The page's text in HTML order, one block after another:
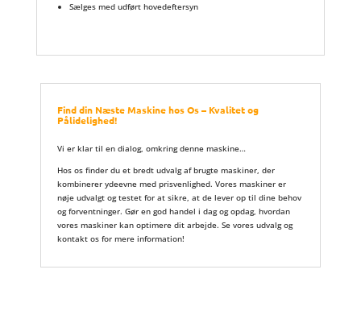
Sælges med udført hovedeftersyn
Find din Næste Maskine hos Os – Kvalitet og
Pålidelighed!
Vi er klar til en dialog, omkring denne maskine…
Hos os finder du et bredt udvalg af brugte maskiner, der
kombinerer ydeevne med prisvenlighed. Vores maskiner er
nøje udvalgt og testet for at sikre, at de lever op til dine behov
og forventninger. Gør en god handel i dag og opdag, hvordan
vores maskiner kan optimere dit arbejde. Se vores udvalg og
kontakt os for mere information!